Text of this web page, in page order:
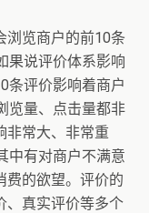
浏览商户的前10条
果说评价体系影响
条评价影响着商户
览量、点击量都非
非常大、非常重
中有对商户不满意
费的欲望。评价的
、真实评价等多个